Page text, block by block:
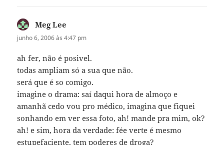
Meg Lee
junho 6, 2006 às 4:47 pm
ah fer, não é posivel.
todas ampliam só a sua que não.
será que é so comigo.
imagine o drama: saí daqui hora de almoço e
amanhã cedo vou pro médico, imagina que fiquei
sonhando em ver essa foto, ah! mande pra mim, ok?
ah! e sim, hora da verdade: fée verte é mesmo
estupefaciente, tem poderes de droga?